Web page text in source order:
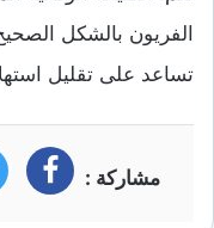
الفريون بالشكل
تساعد على تقليل
مشاركة :